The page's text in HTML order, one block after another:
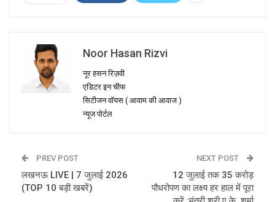
Noor Hasan Rizvi
नूर हसन रिज़वी
एडिटर इन चीफ
सिटीजन वॉयस ( आवाम की आवाज )
न्यूज पोर्टल
PREV POST
लखनऊ LIVE | 7 जुलाई 2026
(TOP 10 बड़ी खबरें)
NEXT POST
12 जुलाई तक 35 करोड़
पौधरोपण का लक्ष्य हर हाल में पूरा